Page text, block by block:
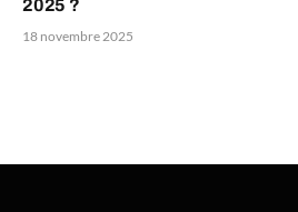
2025 ?
18 novembre 2025